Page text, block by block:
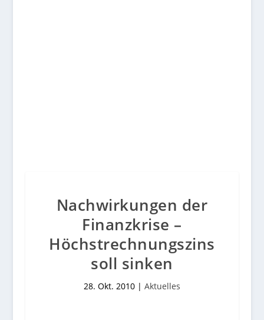
Nachwirkungen der
Finanzkrise –
Höchstrechnungszins
soll sinken
28. Okt. 2010| Aktuelles